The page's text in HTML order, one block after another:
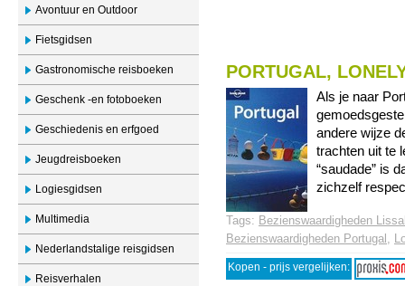
Avontuur en Outdoor
Fietsgidsen
Gastronomische reisboeken
Geschenk -en fotoboeken
Geschiedenis en erfgoed
Jeugdreisboeken
Logiesgidsen
Multimedia
Nederlandstalige reisgidsen
Reisverhalen
PORTUGAL,
Als je naar
andere wijze
trachten uit te
“saudade” is
zichzelf
Tags: Bezienswaardigheden
Bezienswaardigheden Portugal ,
Kopen - prijs vergelijken: